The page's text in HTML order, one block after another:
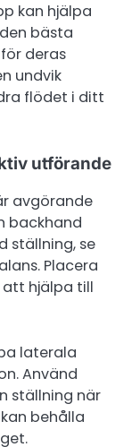
kan hjälpa
bästa
deras
undvik
flödet i ditt
utförande
avgörande
backhand
ställning, se
Placera
hjälpa till
laterala
Använd
ställning när
behålla